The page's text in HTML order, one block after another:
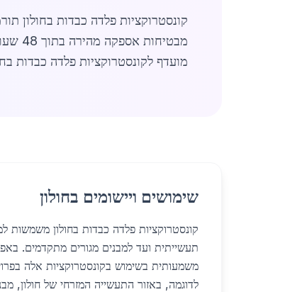
קונסטרוקציות פלדה כבדות בחולון
מועדף לקונסטרוקציות פלדה כבדות
שימושים ויישומים בחולון
קונסטרוקציות פלדה כבדות בחולון משמשות
משמעותית בשימוש בקונסטרוקציות אלה
לדוגמה, באזור התעשייה המזרחי של חולון,